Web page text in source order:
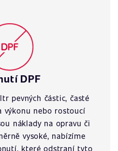
DPF
pevných částic, časté
výkonu nebo rostoucí
náklady na opravu či
vysoké, nabízíme
které odstraní tyto